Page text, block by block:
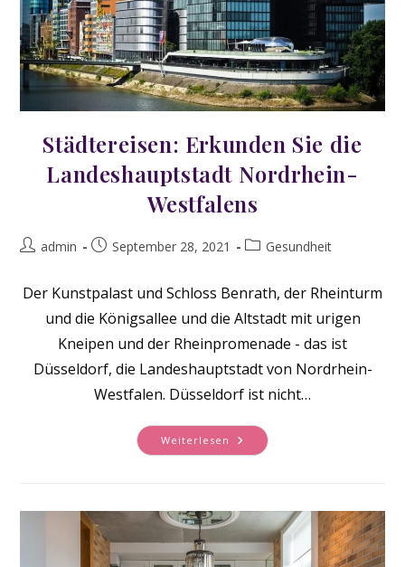
Städtereisen: Erkunden Sie die
Landeshauptstadt Nordrhein-
Westfalens
Beitrags-
admin
BeitragSeptember 28, 2021
Beitrags-
Gesundheit
Der Kunstpalast und Schloss Benrath, der Rheinturm
und die Königsallee und die Altstadt mit urigen
Kneipen und der Rheinpromenade - das ist
Düsseldorf, die Landeshauptstadt von Nordrhein-
Westfalen. Düsseldorf ist nicht…
Weiterlesen Städtereisen:
Erkunden
Westfalens